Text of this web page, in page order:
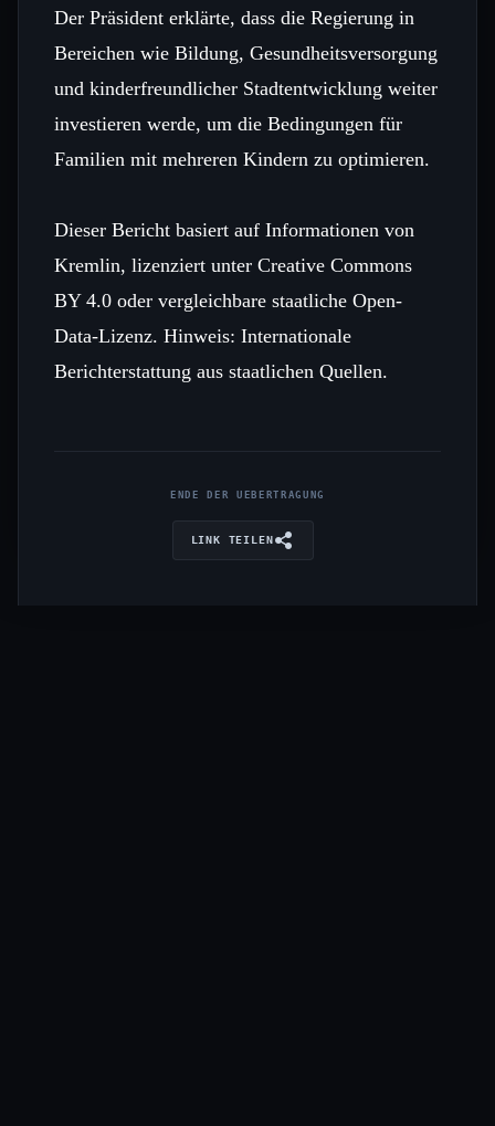
Der Präsident erklärte, dass die Regierung in
Bereichen wie Bildung, Gesundheitsversorgung
und kinderfreundlicher Stadtentwicklung weiter
investieren werde, um die Bedingungen für
Familien mit mehreren Kindern zu optimieren.
Dieser Bericht basiert auf Informationen von
Kremlin, lizenziert unter Creative Commons
BY 4.0 oder vergleichbare staatliche Open-
Data-Lizenz. Hinweis: Internationale
Berichterstattung aus staatlichen Quellen.
ENDE DER UEBERTRAGUNG
LINK TEILEN